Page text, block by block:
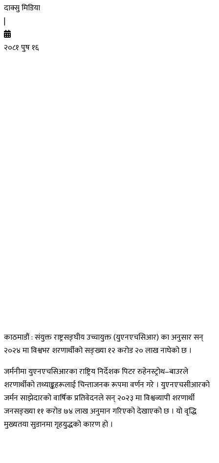
दाक्सु मिडिया
|
२०८१ पुष १६
काठमाडौं : संयुक्त राष्ट्रसङ्घीय उच्चायुक्त (युएनएचसिआर) का अनुसार सन्
२०२४ मा विश्वभर शरणार्थीको सङ्ख्या १२ करोड २० लाख नाघेको छ ।
जर्मनीमा युएनएचसिआरका राष्ट्रिय निर्देशक पिटर रुहेनस्ट्रोथ–बाउरले
शरणार्थीको तथ्याङ्कहरूलाई चिन्ताजनक रूपमा वर्णन गरे । युएनएचसीआरको
जर्मन साझेदारको वार्षिक प्रतिवेदनले सन् २०२३ मा विश्वव्यापी शरणार्थी
जनसङ्ख्या ११ करोड ७४ लाख अनुमान गरिएको देखाएको छ । यो वृद्धि
मुख्यतया सुडानमा गृहयुद्धको कारण हो ।